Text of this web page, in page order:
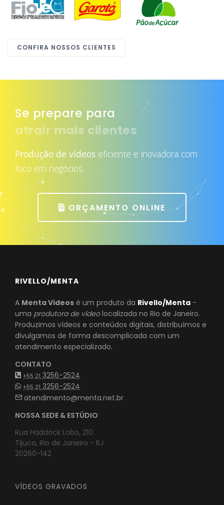
CONFIRA NOSSOS CLIENTES
Se prepare para
atrair mais clientes
Produção de vídeos eficiente e inovadora com
foco em negócios.
ORÇAMENTO ONLINE
RIVELLO/MENTA
A Menta Videos é um produto da Rivello/Menta -
uma produtora de vídeolocalizada no Rio de Janeiro.
Produzimos vídeos e conteúdos digitais, distribuímos e
divulgamos de forma descomplicada com um
atendimento especializado.
CONTATO
+55 213256-2524
+55 213256-2524
atendimento@menta.net.br
NOSSA SEDE & ESTÚDIO
Rua Haddock Lobo, 210
Tijuca, Rio de Janeiro - RJ
20260-142
VÍDEOS GRAVADOS